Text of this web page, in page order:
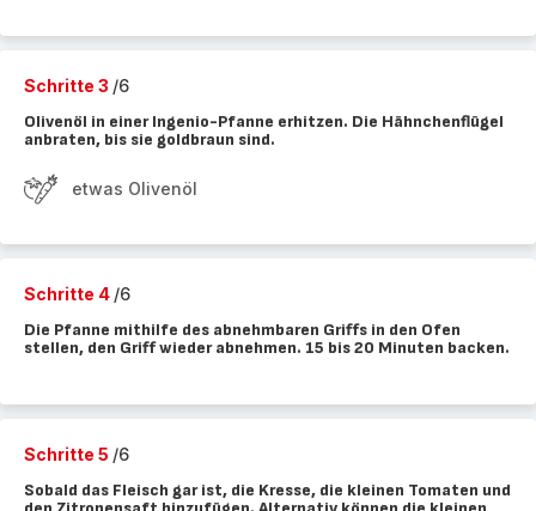
Schritte 3 /6
Olivenöl in einer Ingenio-Pfanne erhitzen. Die Hähnchenflügel
anbraten, bis sie goldbraun sind.
etwas Olivenöl
Schritte 4 /6
Die Pfanne mithilfe des abnehmbaren Griffs in den Ofen
stellen, den Griff wieder abnehmen. 15 bis 20 Minuten backen.
Schritte 5 /6
Sobald das Fleisch gar ist, die Kresse, die kleinen Tomaten und